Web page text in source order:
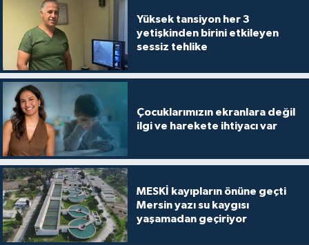
Yüksek tansiyon her 3
yetişkinden birini etkileyen
sessiz tehlike
Çocuklarımızın ekranlara değil
ilgi ve harekete ihtiyacı var
MESKİ kayıpların önüne geçti
Mersin yazı su kaygısı
yaşamadan geçiriyor